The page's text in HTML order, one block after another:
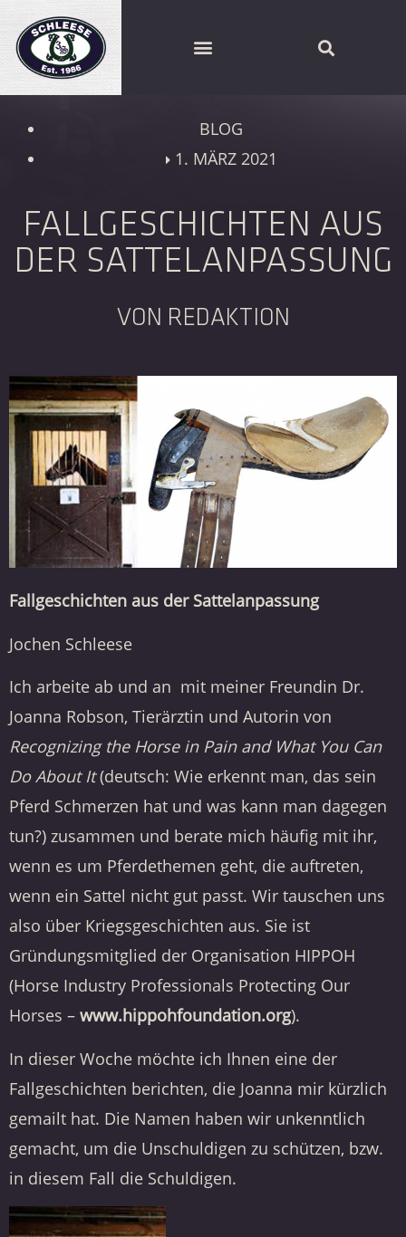
BLOG
1. MÄRZ 2021
FALLGESCHICHTEN AUS
DER SATTELANPASSUNG
VON REDAKTION
Fallgeschichten aus der Sattelanpassung
Jochen Schleese
Ich arbeite ab und an mit meiner Freundin Dr.
Joanna Robson, Tierärztin und Autorin von
Recognizing the Horse in Pain and What You Can
Do About It(deutsch: Wie erkennt man, das sein
Pferd Schmerzen hat und was kann man dagegen
tun?) zusammen und berate mich häufig mit ihr,
wenn es um Pferdethemen geht, die auftreten,
wenn ein Sattel nicht gut passt. Wir tauschen uns
also über Kriegsgeschichten aus. Sie ist
Gründungsmitglied der Organisation HIPPOH
(Horse Industry Professionals Protecting Our
Horses – www.hippohfoundation.org).
In dieser Woche möchte ich Ihnen eine der
Fallgeschichten berichten, die Joanna mir kürzlich
gemailt hat. Die Namen haben wir unkenntlich
gemacht, um die Unschuldigen zu schützen, bzw.
in diesem Fall die Schuldigen.